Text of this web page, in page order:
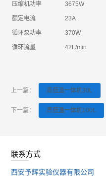
压缩机功率 3675W
额定电流 23A
循环泵功率 370W
循环流量 42L/min
上一篇： 高低温一体机30L
下一篇： 高低温一体机100L
联系方式
西安予辉实验仪器有限公司